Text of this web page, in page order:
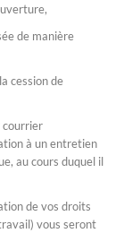
de manière
cession de
courrier
à un entretien
au cours duquel il
de vos droits
vous seront